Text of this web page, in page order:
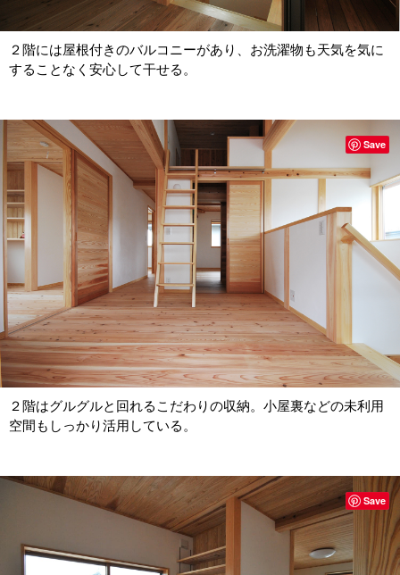
２階には屋根付きのバルコニーがあり、お洗濯物も天気を気に
することなく安心して干せる。
２階はグルグルと回れるこだわりの収納。小屋裏などの未利用
空間もしっかり活用している。
Save
Save